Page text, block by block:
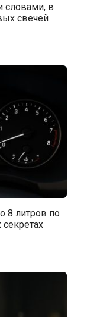
словами, в
свечей
8 литров по